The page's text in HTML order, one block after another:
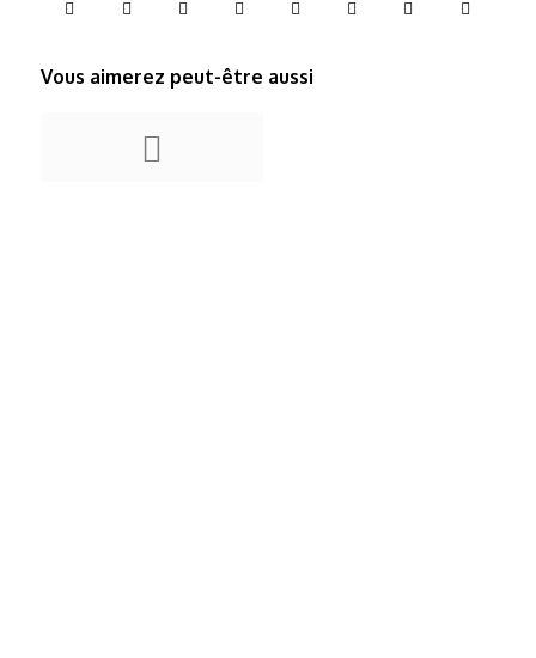
Vous aimerez peut-être aussi